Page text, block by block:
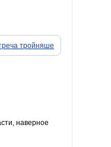
тройняше
наверное